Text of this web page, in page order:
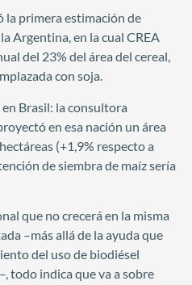
la primera estimación de
Argentina, en la cual CREA
del 23% del área del cereal,
con soja.
Brasil: la consultora
en esa nación un área
(+1,9% respecto a
de siembra de maíz sería
que no crecerá en la misma
–más allá de la ayuda que
del uso de biodiésel
todo indica que va a sobre